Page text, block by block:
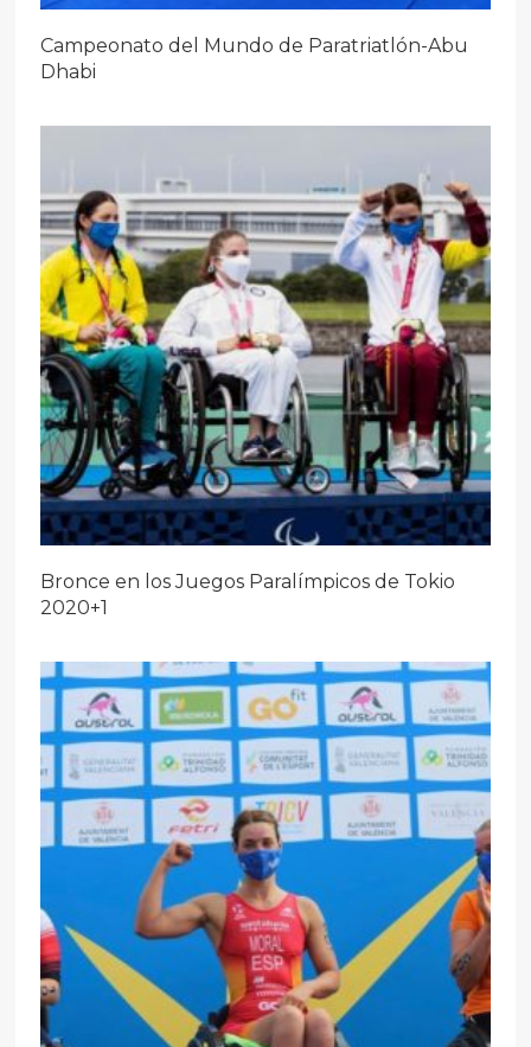
Campeonato del Mundo de Paratriatlón-Abu
Dhabi
Bronce en los Juegos Paralímpicos de Tokio
2020+1